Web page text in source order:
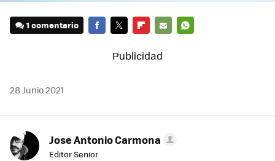
1 comentario
MAIL
28 Junio 2021
Jose Antonio Carmona
Editor Senior